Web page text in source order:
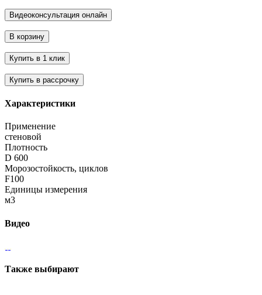
Характеристики
Применение
стеновой
Плотность
D 600
Морозостойкость, циклов
F100
Единицы измерения
м3
Видео
Также выбирают